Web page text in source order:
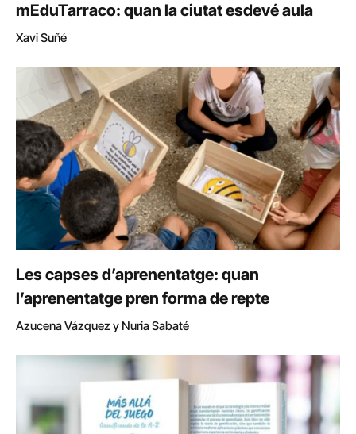
mEduTarraco: quan la ciutat esdevé aula
Xavi Suñé
Les capses d’aprenentatge: quan
l’aprenentatge pren forma de repte
Azucena Vázquez y Nuria Sabaté